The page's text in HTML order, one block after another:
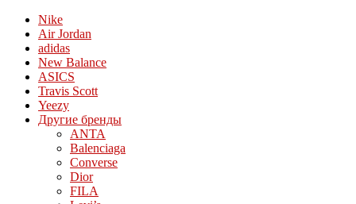
Nike
Air Jordan
adidas
New Balance
ASICS
Travis Scott
Yeezy
Другие бренды
ANTA
Balenciaga
Converse
Dior
FILA